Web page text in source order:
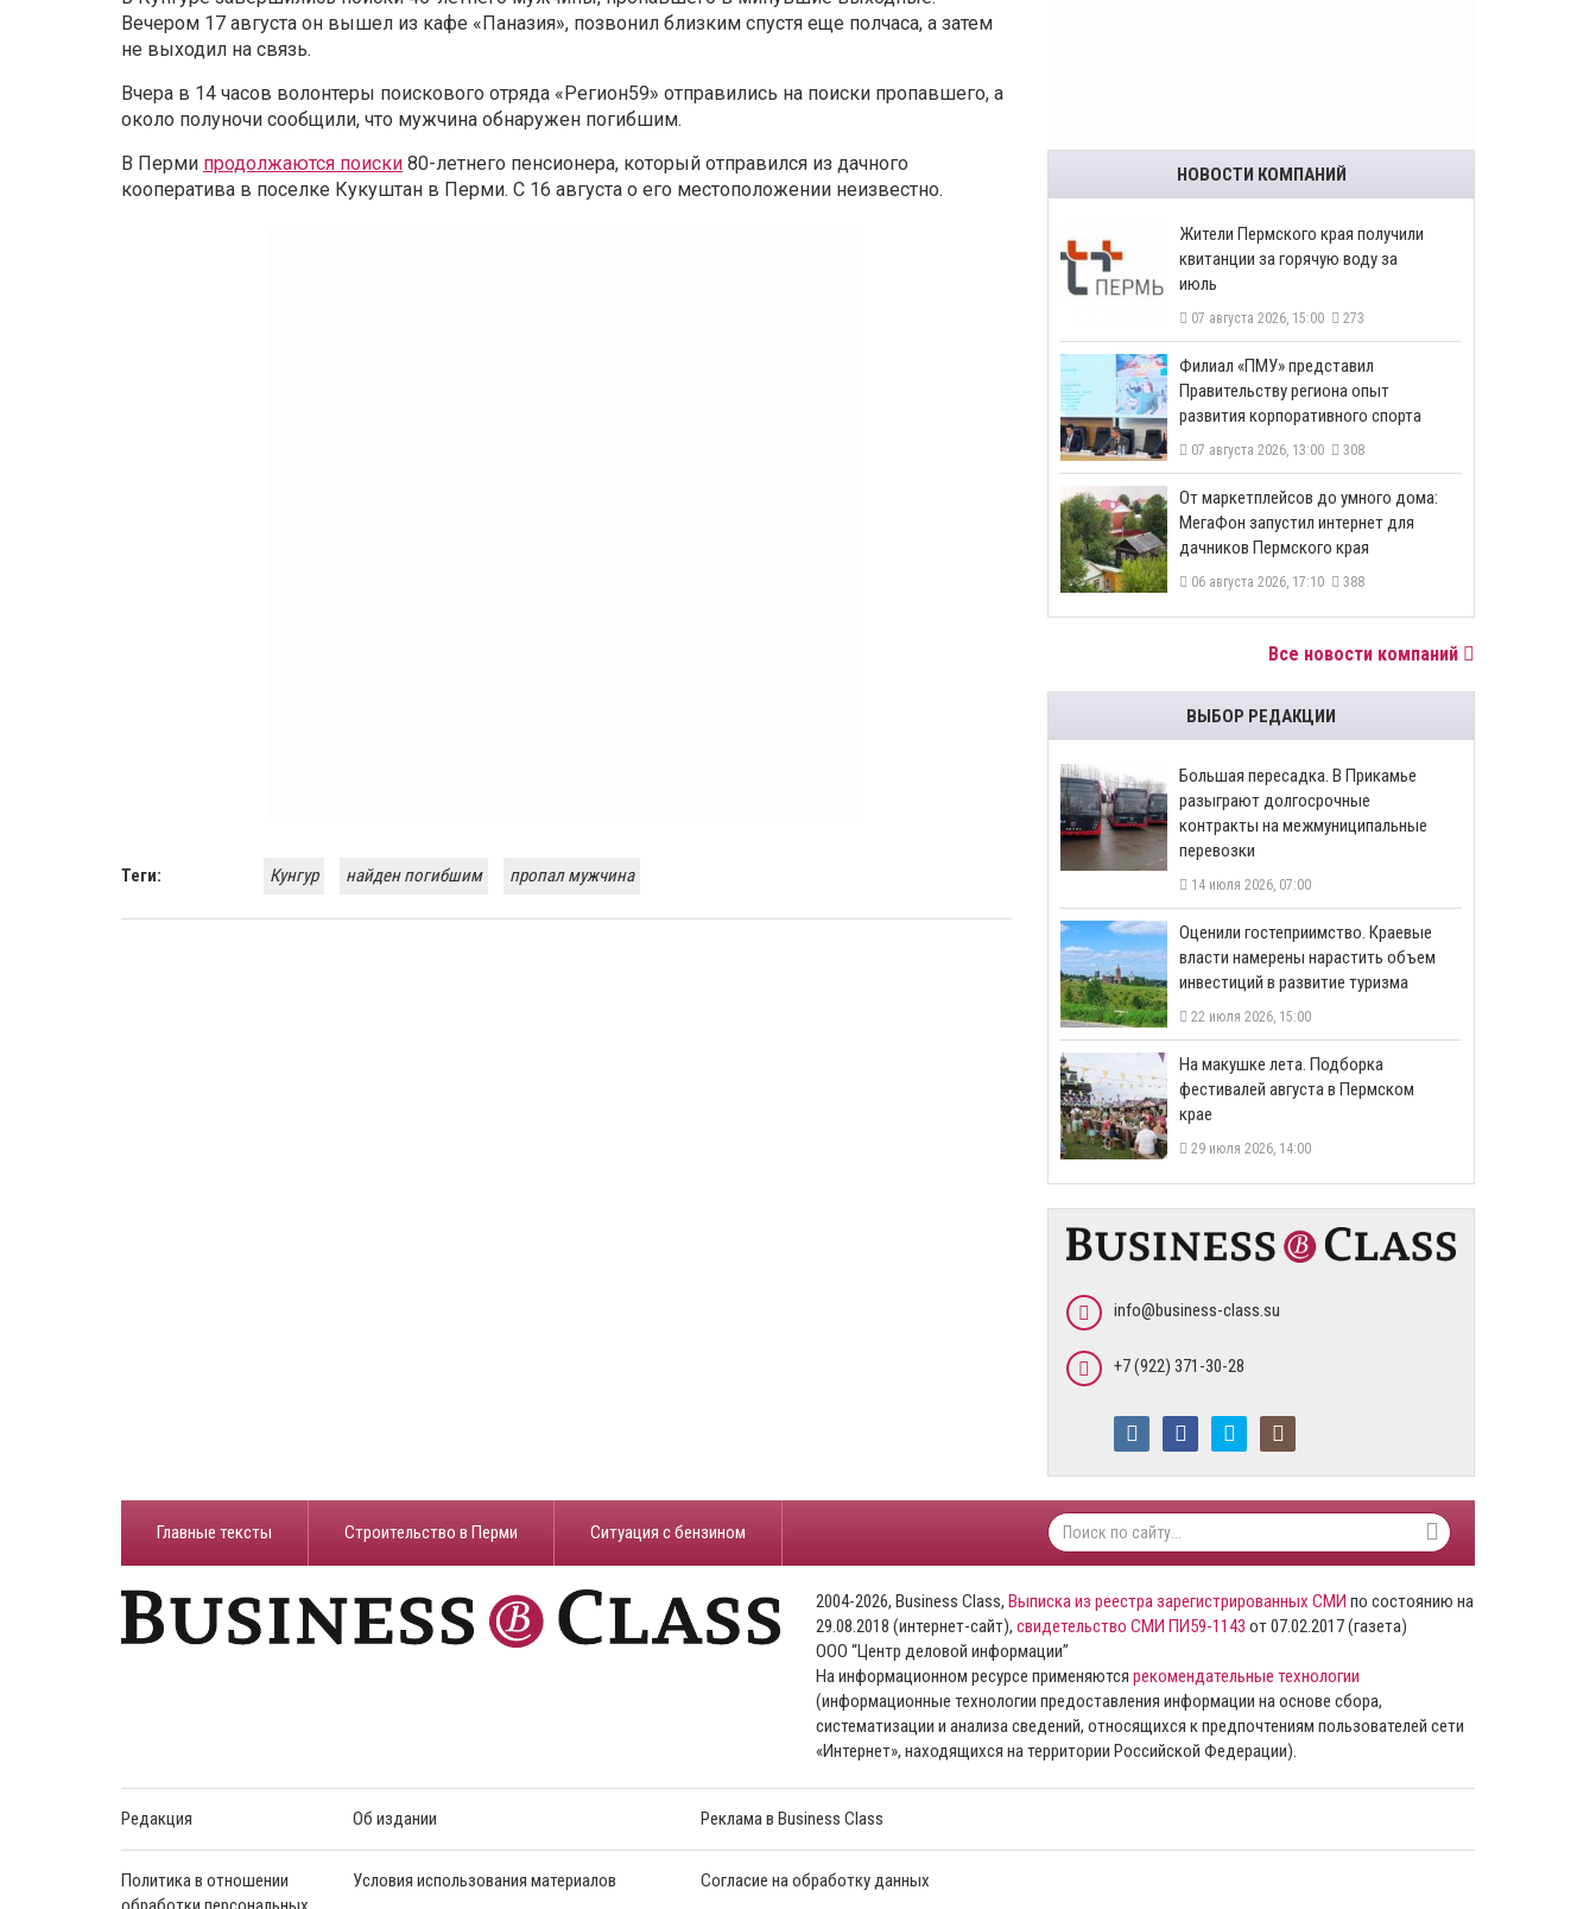
Вечером 17 августа он вышел из кафе «Паназия», позвонил близким спустя еще полчаса, а затем
не выходил на связь.
Вчера в 14 часов волонтеры поискового отряда «Регион59» отправились на поиски пропавшего, а
около полуночи сообщили, что мужчина обнаружен погибшим.
В Перми продолжаются поиски 80-летнего пенсионера, который отправился из дачного
кооператива в поселке Кукуштан в Перми. С 16 августа о его местоположении неизвестно.
Теги: Кунгур найден погибшим пропал мужчина
НОВОСТИ КОМПАНИЙ
​Жители Пермского края получили
квитанции за горячую воду за
июль
07 августа 2026, 15:00 273
​Филиал «ПМУ» представил
Правительству региона опыт
развития корпоративного спорта
07 августа 2026, 13:00 308
От маркетплейсов до умного дома:
МегаФон запустил интернет для
дачников Пермского края
06 августа 2026, 17:10 388
Все новости компаний
ВЫБОР РЕДАКЦИИ
Большая пересадка. В Прикамье
разыграют долгосрочные
контракты на межмуниципальные
перевозки
14 июля 2026, 07:00
Оценили гостеприимство. Краевые
власти намерены нарастить объем
инвестиций в развитие туризма
22 июля 2026, 15:00
На макушке лета. Подборка
фестивалей августа в Пермском
крае
29 июля 2026, 14:00
info@business-class.su
+7 (922) 371-30-28
Главные тексты Строительство в Перми ​Ситуация с бензином
2004-2026, Business Class, Выписка из реестра зарегистрированных СМИ по состоянию на
29.08.2018 (интернет-сайт), свидетельство СМИ ПИ59-1143 от 07.02.2017 (газета)
ООО “Центр деловой информации”
На информационном ресурсе применяются рекомендательные технологии
(информационные технологии предоставления информации на основе сбора,
систематизации и анализа сведений, относящихся к предпочтениям пользователей сети
«Интернет», находящихся на территории Российской Федерации).
Редакция Об издании Реклама в Business Class
Политика в отношении
Условия использования материалов Согласие на обработку данных